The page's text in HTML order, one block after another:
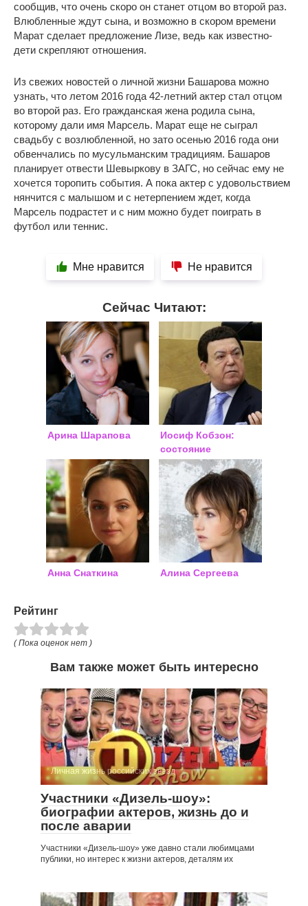
сообщив, что очень скоро он станет отцом во второй раз.
Влюбленные ждут сына, и возможно в скором времени
Марат сделает предложение Лизе, ведь как известно-
дети скрепляют отношения.
Из свежих новостей о личной жизни Башарова можно
узнать, что летом 2016 года 42-летний актер стал отцом
во второй раз. Его гражданская жена родила сына,
которому дали имя Марсель. Марат еще не сыграл
свадьбу с возлюбленной, но зато осенью 2016 года они
обвенчались по мусульманским традициям. Башаров
планирует отвести Шевыркову в ЗАГС, но сейчас ему не
хочется торопить события. А пока актер с удовольствием
нянчится с малышом и с нетерпением ждет, когда
Марсель подрастет и с ним можно будет поиграть в
футбол или теннис.
Мне нравится Не нравится
Сейчас Читают:
Арина Шарапова
Иосиф Кобзон:
состояние
здоровья, новости
на сегодня
Анна Снаткина Алина Сергеева
Рейтинг
( Пока оценок нет )
Вам также может быть интересно
Личная жизнь российских звезд
Участники «Дизель-шоу»:
биографии актеров, жизнь до и
после аварии
Участники «Дизель-шоу» уже давно стали любимцами
публики, но интерес к жизни актеров, деталям их